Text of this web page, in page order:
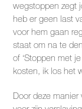
wegstoppen zegt
heb er geen last
voor hem gaan
staat om na te
of ‘Stoppen met
kosten, ik los het
Door deze manier